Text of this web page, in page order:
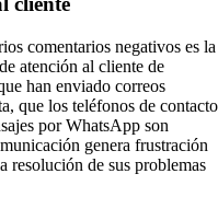
comentarios negativos es la
atención al cliente de
han enviado correos
que los teléfonos de contacto
por WhatsApp son
genera frustración
resolución de sus problemas